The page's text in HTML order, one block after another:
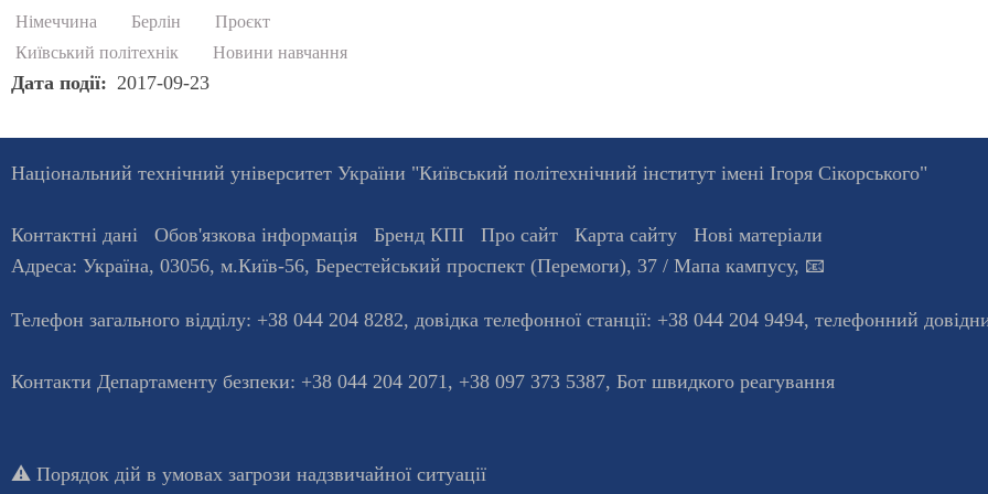
Німеччина
Берлін
Проєкт
Київський політехнік
Новини навчання
Дата події 2017-09-23
Національний технічний університет України "Київський політехнічний інститут імені Ігоря Сікорського"
Контактні дані Обов'язкова інформація Бренд КПІ Про сайт Карта сайту
Нові матеріали
Адреса: Україна, 03056, м.Київ-56, Берестейський проспект (Перемоги), 37 / Мапа кампусу, 📧
Телефон загального відділу: +38 044 204 8282, довiдка телефонної станцiї: +38 044 204 9494, телефонний
Контакти Департаменту безпеки: +38 044 204 2071, +38 097 373 5387, Бот швидкого реагування
⚠️ Порядок дій в умовах загрози надзвичайної ситуації